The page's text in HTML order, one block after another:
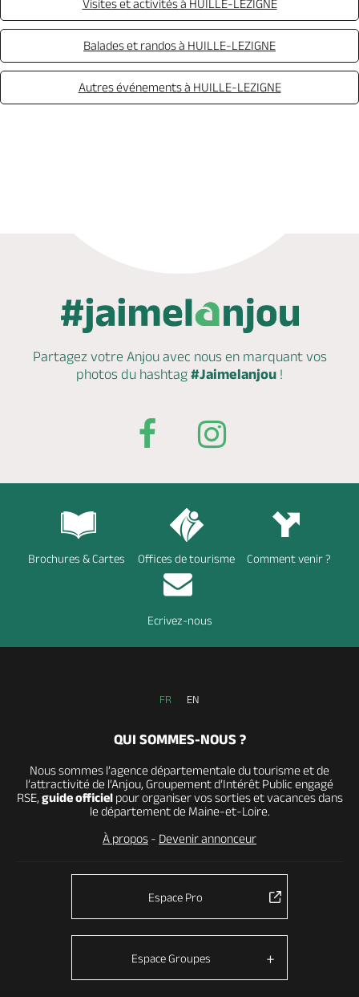
Visites et activités à HUILLE-LEZIGNE
Balades et randos à HUILLE-LEZIGNE
Autres événements à HUILLE-LEZIGNE
Partagez votre Anjou avec nous en marquantvos
photos du hashtag #Jaimelanjou !
Brochures & Cartes Offices de tourisme Comment venir ?
Ecrivez-nous
FR EN
QUI SOMMES-NOUS ?
Nous sommes l’agence départementale du tourisme et de
l’attractivité de l’Anjou, Groupement d’Intérêt Public engagé
RSE, guide officielpour organiser vos sorties et vacances dans
le département de Maine-et-Loire.
À propos - Devenir annonceur
Espace Pro
Espace Groupes